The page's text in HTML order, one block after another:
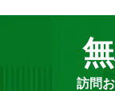
訪問